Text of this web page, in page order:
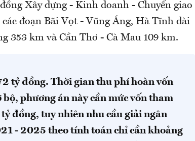
Xây dựng - Kinh doanh - Chuyển giao
đoạn Bãi Vọt - Vũng Áng, Hà Tĩnh dài
353 km và Cần Thơ - Cà Mau 109 km.
tỷ đồng. Thời gian thu phí hoàn vốn
phương án này cần mức vốn tham
đồng, tuy nhiên nhu cầu giải ngân
- 2025 theo tính toán chỉ cần khoảng